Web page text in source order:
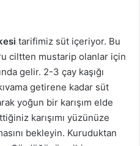
tarifimiz süt içeriyor. Bu
ciltten mustarip olanlar için
gelir. 2-3 çay kaşığı
getirene kadar süt
yoğun bir karışım elde
karışımı yüzünüze
bekleyin. Kuruduktan